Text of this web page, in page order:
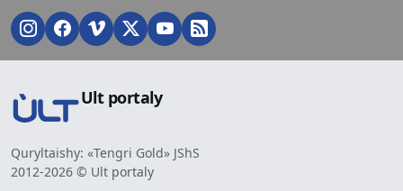
Ult portaly
Quryltaishy: «Tengri Gold» JShS
2012-2026 © Ult portaly